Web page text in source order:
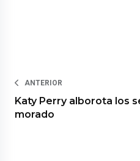
ANTERIOR
Katy Perry alborota los
morado